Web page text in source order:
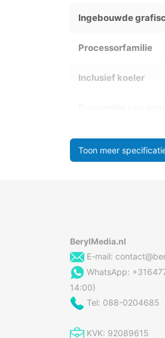
Ingebouwde
Processorfamilie
Inclusief koeler
Toon meer
BerylMedia.nl
E-mail:
WhatsApp:
14:00)
Tel: 088-0204685
KVK: 92089615